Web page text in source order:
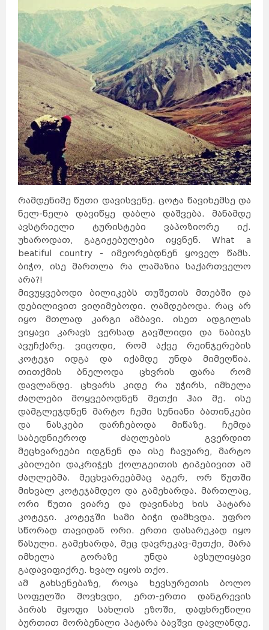
რამდენიმე წუთი დავისვენე. ცოტა წავიხემსე და
ნელ-ნელა დავიწყე დაბლა დაშვება. მანამდე
ავსტრიელი ტურისტები ვაპოზიორე იქ.
უხაროდათ, გაგიჟებულები იყვნენ. What a
beatiful country - იმეორებდნენ ყოველ წამს.
ბიჭო, ისე მართლა რა ლამაზია საქართველო
არა?!
მივუყვებოდი ბილიკებს თუშეთის მთებში და
დებილივით ვიღიმებოდი. ღამდებოდა. რაც არ
იყო მთლად კარგი ამბავი. ისეთ ადგილას
ვიყავი კარავს ვერსად გავშლიდი და ნაბიჯს
ავუჩქარე. ვიცოდი, რომ აქვე რეინჯერების
კოტეჯი იდგა და იქამდე უნდა მიმეღწია.
თითქმის ბნელოდა ცხვრის ფარა რომ
დავლანდე. ცხვარს კიდე რა უჭირს, იმხელა
ძაღლები მოყვებოდნენ მეთქი ჰაი მე. ისე
დამგლეჯდნენ მარტო ჩემი სუნიანი ბათინკები
და ნასკები დარჩებოდა მიწაზე. ჩემდა
საბედნიეროდ ძაღლების გვერდით
მეცხვარეები იდგნენ და ისე ჩავუარე, მარტო
კბილები დაკრიჭეს ქოლგეითის ტიპებივით ამ
ძაღლებმა. მეცხვარეებმაც აგერ, ორ წუთში
მიხვალ კოტეჯამდეო და გამეხარდა. მართლაც,
ორი წუთი ვიარე და დავინახე ხის პატარა
კოტეჯი. კოტეჯში სამი ბიჭი დამხვდა. უფრო
სწორად თავიდან ორი. ერთი დასარეკად იყო
წასული. გამეხარდა, მეც დავრეკავ-მეთქი, მარა
იმხელა გორაზე უნდა ავსულიყავი
გადავიფიქრე. ხვალ იყოს თქო.
ამ გახსენებაზე, როცა ხევსურეთის ბოლო
სოფელში მოვხვდი, ერთ-ერთი დანგრევის
პირას მყოფი სახლის ეზოში, დაფხრეწილი
ბურთით მორბენალი პატარა ბავშვი დავლანდე.